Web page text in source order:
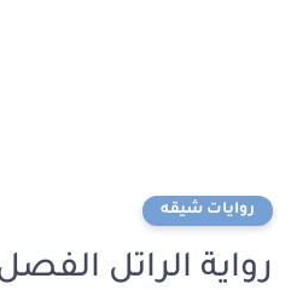
روايات شيقه
رواية الراتل